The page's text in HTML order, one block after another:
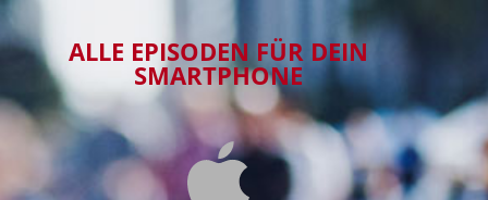
ALLE EPISODEN FÜR DEIN
SMARTPHONE